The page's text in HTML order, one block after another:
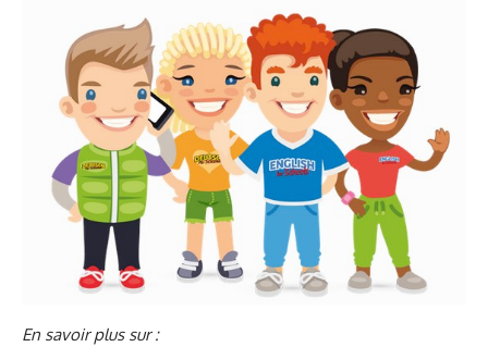
En savoir plus sur :